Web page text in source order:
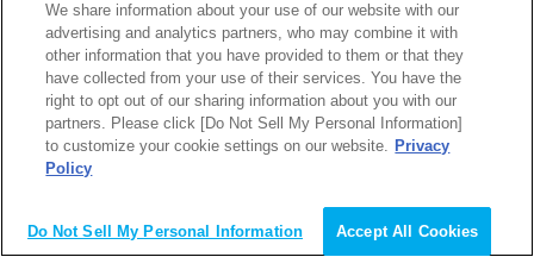
生産技術／プロセス開発（機械・メカトロ）
研究開発/回路設計/実装設計(電気/電子/半導
体)
開発エンジニア
人事・総務
設計/開発(建築/土木/不動産)
研究開発/生産/製造技術開発(化学/素材)
企画/商品開発/マーケティング
We share information about your use of our website with our
advertising and analytics partners, who may combine it with
other information that you have provided to them or that they
have collected from your use of their services. You have the
right to opt out of our sharing information about you with our
partners. Please click [Do Not Sell My Personal Information]
to customize your cookie settings on our website. Privacy
Policy
Do Not Sell My Personal Information Accept All Cookies